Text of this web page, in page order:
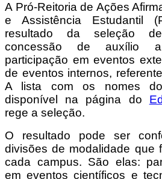
A Pró-Reitoria de Ações
e Assistência Estudantil
resultado da seleção
concessão de auxílio
participação em eventos
de eventos internos,
A lista com os nomes
disponível na página do
rege a seleção.
O resultado pode ser
divisões de modalidade que
cada campus. São elas:
em eventos científicos e